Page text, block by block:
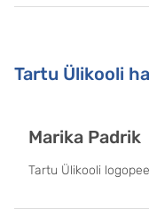
Tartu Ülikooli
Marika Padrik
Tartu Ülikooli